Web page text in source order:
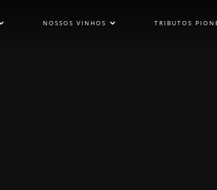
NOSSOS VINHOS TRIBUTOS